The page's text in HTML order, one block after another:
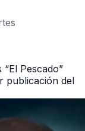
“El Pescado”
publicación del